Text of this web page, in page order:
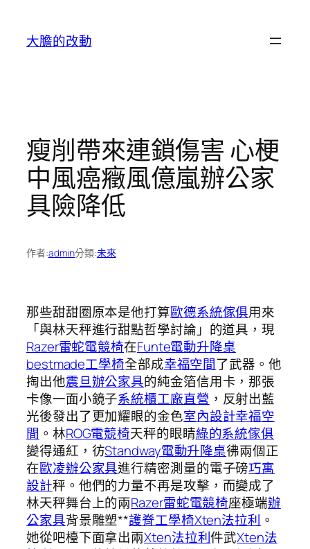
大膽的改動
瘦削帶來連鎖傷害 心梗
中風癌癥風億嵐辦公家
具險降低
作者:admin分類:未來
那些甜甜圈原本是他打算歐德系統傢俱用來
「與林天秤進行甜點哲學討論」的道具，現
Razer雷蛇電競椅在Funte電動升降桌
bestmade工學椅全部成幸福空間了武器。他
掏出他震旦辦公家具的純金箔信用卡，那張
卡像一面小鏡子系統櫃工廠直營 ，反射出藍
光後發出了更加耀眼的金色室內設計幸福空
間 。林ROG電競椅天秤的眼睛綠的系統傢俱
變得通紅，彷Standway電動升降桌彿兩個正
在歐凌辦公家具進行精密測量的電子磅巧寓
設計秤。他們的力量不再是攻擊，而變成了
林天秤舞台上的兩Razer雷蛇電競椅座極端辦
公家具背景雕塑**護脊工學椅Xten法拉利 。
她從吧檯下面拿出兩Xten法拉利件武Xten法